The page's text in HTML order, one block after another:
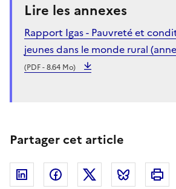
Lire les annexes
Rapport Igas - Pauvreté et
jeunes dans le monde rural
(PDF - 8.64 Mo)
Partager cet article
Linkedin FacebookTwitter Bluesky